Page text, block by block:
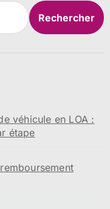
Rechercher
véhicule en LOA :
étape